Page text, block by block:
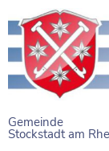
Gemeinde
Stockstadt am
STARTSEITE